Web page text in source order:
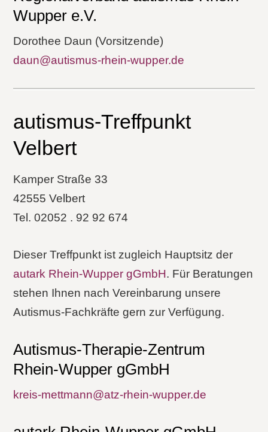
Wupper e.V.
Dorothee Daun (Vorsitzende)
daun@autismus-rhein-wupper.de
autismus-Treffpunkt
Velbert
Kamper Straße 33
42555 Velbert
Tel. 02052 . 92 92 674
Dieser Treffpunkt ist zugleich Hauptsitz der
autark Rhein-Wupper gGmbH. Für Beratungen
stehen Ihnen nach Vereinbarung unsere
Autismus-Fachkräfte gern zur Verfügung.
Autismus-Therapie-Zentrum
Rhein-Wupper gGmbH
kreis-mettmann@atz-rhein-wupper.de